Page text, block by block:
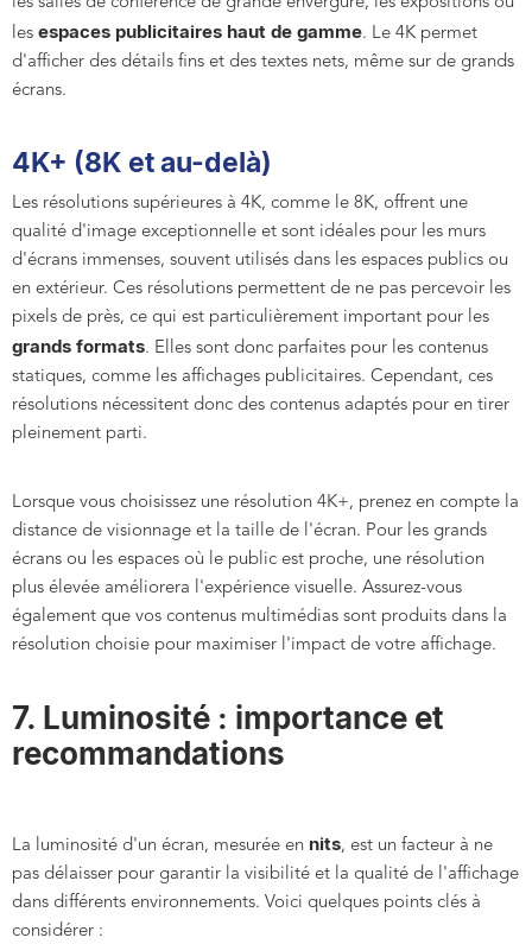
les espaces publicitaires haut de gamme. Le 4K permet
d'afficher des détails fins et des textes nets, même sur de grands
écrans.
4K+ (8K et au-delà)
Les résolutions supérieures à 4K, comme le 8K, offrent une
qualité d'image exceptionnelle et sont idéales pour les murs
d'écrans immenses, souvent utilisés dans les espaces publics ou
en extérieur. Ces résolutions permettent de ne pas percevoir les
pixels de près, ce qui est particulièrement important pour les
grands formats. Elles sont donc parfaites pour les contenus
statiques, comme les affichages publicitaires. Cependant, ces
résolutions nécessitent donc des contenus adaptés pour en tirer
pleinement parti.
Lorsque vous choisissez une résolution 4K+, prenez en compte la
distance de visionnage et la taille de l'écran. Pour les grands
écrans ou les espaces où le public est proche, une résolution
plus élevée améliorera l'expérience visuelle. Assurez-vous
également que vos contenus multimédias sont produits dans la
résolution choisie pour maximiser l'impact de votre affichage.
7. Luminosité : importance et
recommandations
La luminosité d'un écran, mesurée en nits, est un facteur à ne
pas délaisser pour garantir la visibilité et la qualité de l'affichage
dans différents environnements. Voici quelques points clés à
considérer :